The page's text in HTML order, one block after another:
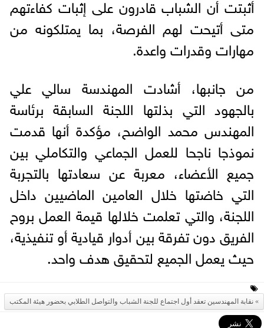
أثبتت أن الشباب قادرون على إثبات كفاءتهم
متى أتيحت لهم الفرصة، بما يمتلكونه من
مهارات وقدرات واعدة.
من جانبها، أشادت المهندسة سالي علي
بالجهود التي بذلتها اللجنة السابقة برئاسة
المهندس محمد الواضح، مؤكدة أنها قدمت
نموذجا ناجحا للعمل الجماعي والتكاملي بين
جميع الأعضاء، معربة عن سعادتها بالتجربة
التي خاضتها خلال العامين الماضيين داخل
اللجنة، والتي تعلمت خلالها قيمة العمل بروح
الفريق دون تفرقة بين أدوار قيادية أو تنفيذية،
حيث يعمل الجميع لتحقيق هدف واحد.
نقابة المهندسين تعقد أول اجتماع للجنة الشباب والتواصل الطلابي بحضور هيئة المكتب